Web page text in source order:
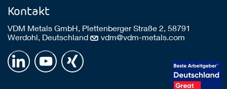
Kontakt
VDM Metals GmbH, Plettenberger Straße 2, 58791
Werdohl, Deutschland
vdm@vdm-metals.com